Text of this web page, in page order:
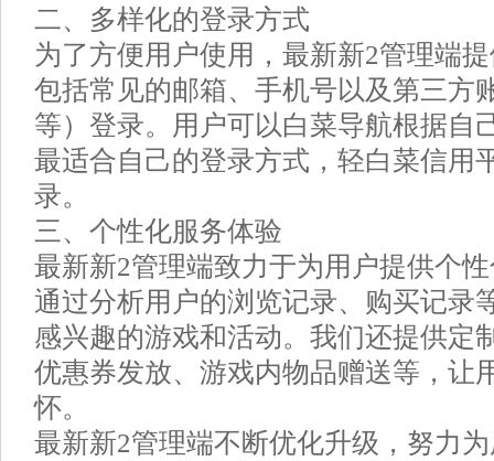
二、多样化的登录方式
为了方便用户使用，最新新2管理端
包括常见的邮箱、手机号以及第三方
等）登录。用户可以白菜导航根据自
最适合自己的登录方式，轻白菜信用
录。
三、个性化服务体验
最新新2管理端致力于为用户提供个
通过分析用户的浏览记录、购买记录
感兴趣的游戏和活动。我们还提供定
优惠券发放、游戏内物品赠送等，让
怀。
最新新2管理端不断优化升级，努力